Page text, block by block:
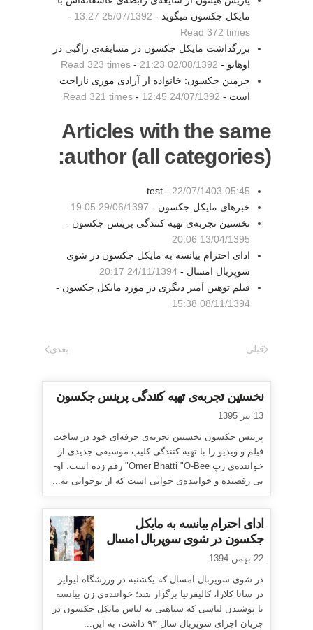
مایکل جکسون میگوید - 25/07/1392 13:27
-
Read 372 times
بزرگداشت مایکل جکسون در مسابقه‌ی راگبی در
اوهایو - 02/08/1392 21:23
-
Read 323 times
جرمین جکسون: خانواده از آزادی موری ناراحت
است - 24/07/1392 12:45
-
Read 321 times
Articles with the same
author (all categories):
test - 22/07/1403 05:45
خبرهای مایکل جکسون - 29/06/1397 19:05
نخستین تجربه‌ی تهیه کنندگی پرینس جکسون -
13/04/1395 20:06
ادای احترام بیانسه به مایکل جکسون در شوی
سوپربال امسال - 24/11/1394 20:17
فیلم توهین آمیز دیگری در مورد مایکل جکسون -
08/11/1394 15:38
قبلی بعدی
نخستین تجربه‌ی تهیه کنندگی پرینس جکسون
13 تیر 1395
پرینس جکسون نخستین تجربه‌ی حرفه‌ای خود در ساخت
فیلم و ویدیو را با تهیه کنندگی کلیپ موسیقی جدیدی از
خواننده‌ی رپ Omer Bhatti "O-Bee" رقم زده است. او-
بی رقصنده و خواننده‌ی جوانی است که از نوجوانی به...
ادای احترام بیانسه به مایکل
جکسون در شوی سوپربال امسال
22 بهمن 1394
در شوی سوپربال امسال که یکشنبه در ورزشگاه لیوایز
در سانا کلارا، کالیفرنیا برگزار شد؛ خواننده‌ی زن بیانسه
با پوشیدن لباسی که شباهتی به لباس مایکل جکسون در
جریان اجرای سوپربال سال ۹۳ داشت، به این...